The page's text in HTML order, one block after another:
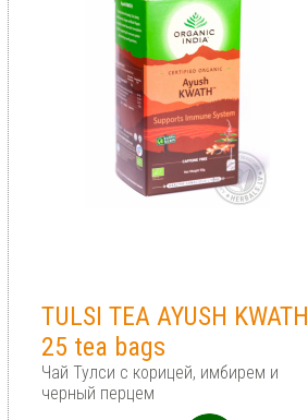
TULSI TEA AYUSH KWATH
25 tea bags
Чай Тулси с корицей, имбирем и
черный перцeм